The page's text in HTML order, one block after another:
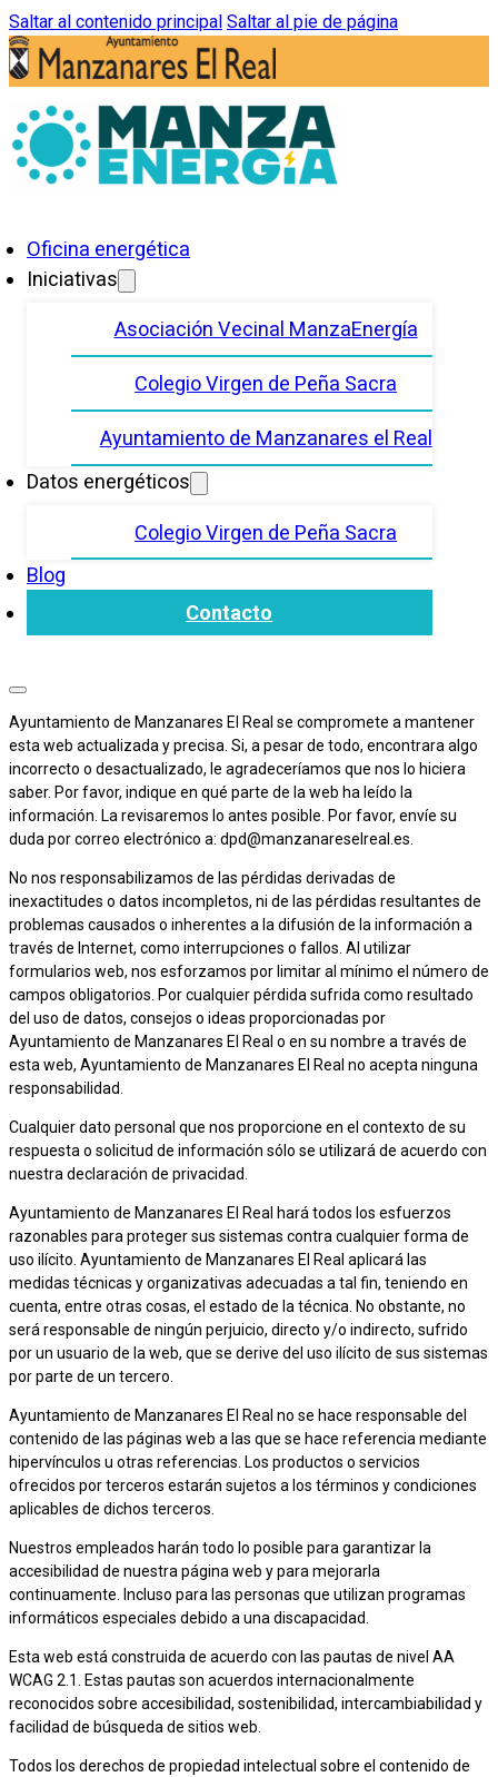
Saltar al contenido principal Saltar al pie de página
Oficina energética
Iniciativas
Asociación Vecinal ManzaEnergía
Colegio Virgen de Peña Sacra
Ayuntamiento de Manzanares el Real
Datos energéticos
Colegio Virgen de Peña Sacra
Blog
Contacto
Ayuntamiento de Manzanares El Real se compromete a mantener
esta web actualizada y precisa. Si, a pesar de todo, encontrara algo
incorrecto o desactualizado, le agradeceríamos que nos lo hiciera
saber. Por favor, indique en qué parte de la web ha leído la
información. La revisaremos lo antes posible. Por favor, envíe su
duda por correo electrónico a: dpd@manzanareselreal.es.
No nos responsabilizamos de las pérdidas derivadas de
inexactitudes o datos incompletos, ni de las pérdidas resultantes de
problemas causados o inherentes a la difusión de la información a
través de Internet, como interrupciones o fallos. Al utilizar
formularios web, nos esforzamos por limitar al mínimo el número de
campos obligatorios. Por cualquier pérdida sufrida como resultado
del uso de datos, consejos o ideas proporcionadas por
Ayuntamiento de Manzanares El Real o en su nombre a través de
esta web, Ayuntamiento de Manzanares El Real no acepta ninguna
responsabilidad.
Cualquier dato personal que nos proporcione en el contexto de su
respuesta o solicitud de información sólo se utilizará de acuerdo con
nuestra declaración de privacidad.
Ayuntamiento de Manzanares El Real hará todos los esfuerzos
razonables para proteger sus sistemas contra cualquier forma de
uso ilícito. Ayuntamiento de Manzanares El Real aplicará las
medidas técnicas y organizativas adecuadas a tal fin, teniendo en
cuenta, entre otras cosas, el estado de la técnica. No obstante, no
será responsable de ningún perjuicio, directo y/o indirecto, sufrido
por un usuario de la web, que se derive del uso ilícito de sus sistemas
por parte de un tercero.
Ayuntamiento de Manzanares El Real no se hace responsable del
contenido de las páginas web a las que se hace referencia mediante
hipervínculos u otras referencias. Los productos o servicios
ofrecidos por terceros estarán sujetos a los términos y condiciones
aplicables de dichos terceros.
Nuestros empleados harán todo lo posible para garantizar la
accesibilidad de nuestra página web y para mejorarla
continuamente. Incluso para las personas que utilizan programas
informáticos especiales debido a una discapacidad.
Esta web está construida de acuerdo con las pautas de nivel AA
WCAG 2.1. Estas pautas son acuerdos internacionalmente
reconocidos sobre accesibilidad, sostenibilidad, intercambiabilidad y
facilidad de búsqueda de sitios web.
Todos los derechos de propiedad intelectual sobre el contenido de